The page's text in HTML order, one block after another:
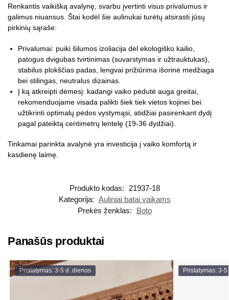
Renkantis vaikišką avalynę, svarbu įvertinti visus privalumus ir
galimus niuansus. Štai kodėl šie aulinukai turėtų atsirasti jūsų
pirkinių sąraše:
Privalumai: puiki šilumos izoliacija dėl ekologiško kailio,
patogus dvigubas tvirtinimas (suvarstymas ir užtrauktukas),
stabilus plokščias padas, lengvai prižiūrima išorinė medžiaga
bei stilingas, neutralus dizainas.
Į ką atkreipti dėmesį: kadangi vaiko pėdutė auga greitai,
rekomenduojame visada palikti šiek tiek vietos kojinei bei
užtikrinti optimalų pėdos vystymąsi, atidžiai pasirenkant dydį
pagal pateiktą centimetrų lentelę (19-36 dydžiai).
Tinkamai parinkta avalynė yra investicija į vaiko komfortą ir
kasdienę laimę.
Produkto kodas:
21937-18
Kategorija: Auliniai batai vaikams
Prekės ženklas:
Boto
Panašūs produktai
Pristatymas: 3-5 d. dienos Pristatymas: 3-